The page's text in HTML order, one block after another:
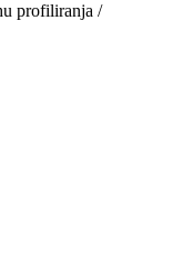
profiliranja /